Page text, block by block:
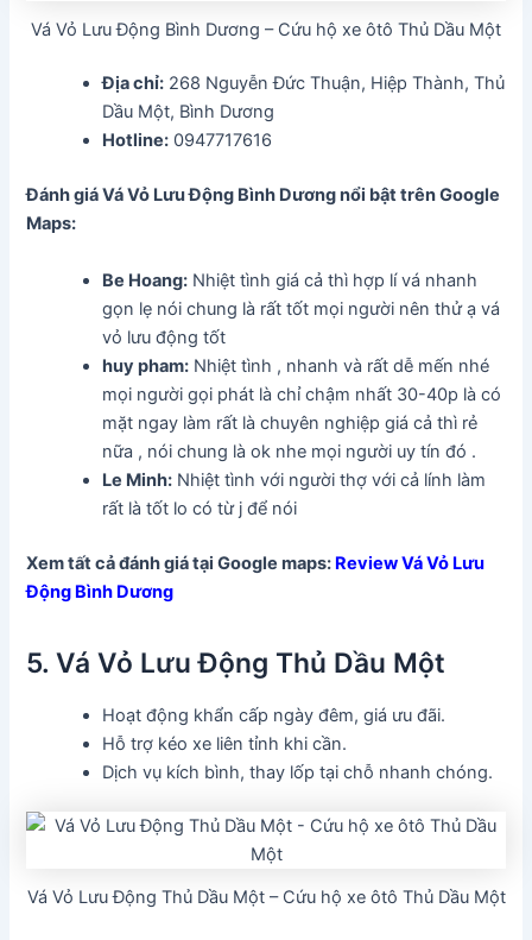
Vá Vỏ Lưu Động Bình Dương – Cứu hộ xe ôtô Thủ Dầu Một
Địa chỉ: 268 Nguyễn Đức Thuận, Hiệp Thành, Thủ
Dầu Một, Bình Dương
Hotline: 0947717616
Đánh giá Vá Vỏ Lưu Động Bình Dương nổi bật trên Google
Maps:
Be Hoang: Nhiệt tình giá cả thì hợp lí vá nhanh
gọn lẹ nói chung là rất tốt mọi người nên thử ạ vá
vỏ lưu động tốt
huy pham: Nhiệt tình , nhanh và rất dễ mến nhé
mọi người gọi phát là chỉ chậm nhất 30-40p là có
mặt ngay làm rất là chuyên nghiệp giá cả thì rẻ
nữa , nói chung là ok nhe mọi người uy tín đó .
Le Minh: Nhiệt tình với người thợ với cả lính làm
rất là tốt lo có từ j để nói
Xem tất cả đánh giá tại Google maps: Review Vá Vỏ Lưu
Động Bình Dương
5. Vá Vỏ Lưu Động Thủ Dầu Một
Hoạt động khẩn cấp ngày đêm, giá ưu đãi.
Hỗ trợ kéo xe liên tỉnh khi cần.
Dịch vụ kích bình, thay lốp tại chỗ nhanh chóng.
Vá Vỏ Lưu Động Thủ Dầu Một – Cứu hộ xe ôtô Thủ Dầu Một